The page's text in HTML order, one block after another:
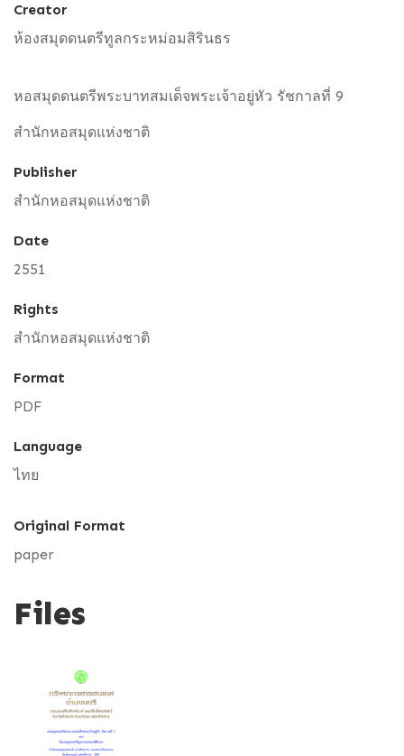
Creator
ห้องสมุดดนตรีทูลกระหม่อมสิรินธร
หอสมุดดนตรีพระบาทสมเด็จพระเจ้าอยู่หัว รัชกาลที่ 9
สำนักหอสมุดแห่งชาติ
Publisher
สำนักหอสมุดแห่งชาติ
Date
2551
Rights
สำนักหอสมุดแห่งชาติ
Format
PDF
Language
ไทย
Original Format
paper
Files